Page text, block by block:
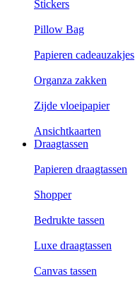
Stickers
Pillow Bag
Papieren cadeauzakjes
Organza zakken
Zijde vloeipapier
Ansichtkaarten
Draagtassen
Papieren draagtassen
Shopper
Bedrukte tassen
Luxe draagtassen
Canvas tassen